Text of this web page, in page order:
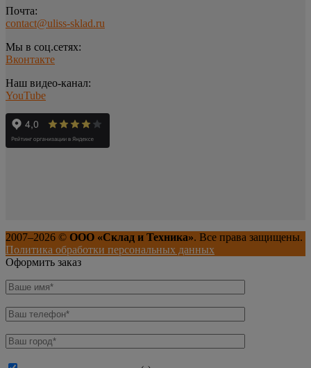
Почта:
contact@uliss-sklad.ru
Мы в соц.сетях:
Вконтакте
Наш видео-канал:
YouTube
2007–2026 © ООО «Склад и Техника». Все права защищены.
Политика обработки персональных данных
Оформить заказ